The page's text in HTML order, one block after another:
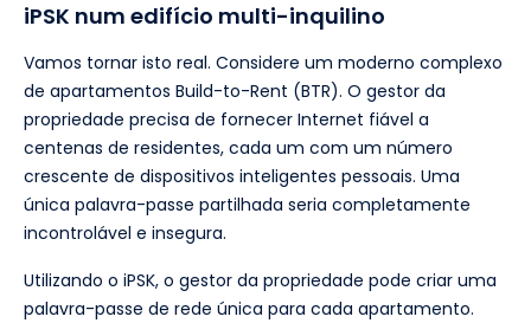
iPSK num edifício multi-inquilino
Vamos tornar isto real. Considere um moderno complexo
de apartamentos Build-to-Rent (BTR). O gestor da
propriedade precisa de fornecer Internet fiável a
centenas de residentes, cada um com um número
crescente de dispositivos inteligentes pessoais. Uma
única palavra-passe partilhada seria completamente
incontrolável e insegura.
Utilizando o iPSK, o gestor da propriedade pode criar uma
palavra-passe de rede única para cada apartamento.